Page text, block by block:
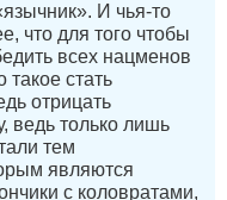
И чья-то
что для того чтобы
всех нацменов
такое стать
отрицать
ведь только лишь
тем
являются
с коловратами,